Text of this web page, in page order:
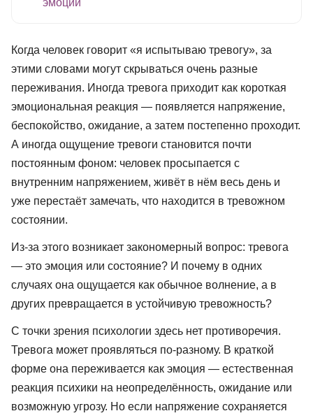
эмоции
Когда человек говорит «я испытываю тревогу», за
этими словами могут скрываться очень разные
переживания. Иногда тревога приходит как короткая
эмоциональная реакция — появляется напряжение,
беспокойство, ожидание, а затем постепенно проходит.
А иногда ощущение тревоги становится почти
постоянным фоном: человек просыпается с
внутренним напряжением, живёт в нём весь день и
уже перестаёт замечать, что находится в тревожном
состоянии.
Из-за этого возникает закономерный вопрос: тревога
— это эмоция или состояние? И почему в одних
случаях она ощущается как обычное волнение, а в
других превращается в устойчивую тревожность?
С точки зрения психологии здесь нет противоречия.
Тревога может проявляться по-разному. В краткой
форме она переживается как эмоция — естественная
реакция психики на неопределённость, ожидание или
возможную угрозу. Но если напряжение сохраняется